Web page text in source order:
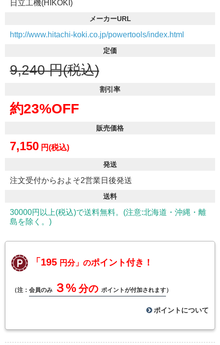
日立工機(HIKOKI)
メーカーURL
http://www.hitachi-koki.co.jp/powertools/index.html
定価
9,240 円(税込)
割引率
約23%OFF
販売価格
7,150 円(税込)
発送
注文受付からおよそ2営業日後発送
送料
30000円以上(税込)で送料無料。(注意:北海道・沖縄・離
島を除く。)
「195 円分」のポイント付き！
（注： 会員のみ ３% 分の ポイントが付加されます）
ポイントについて